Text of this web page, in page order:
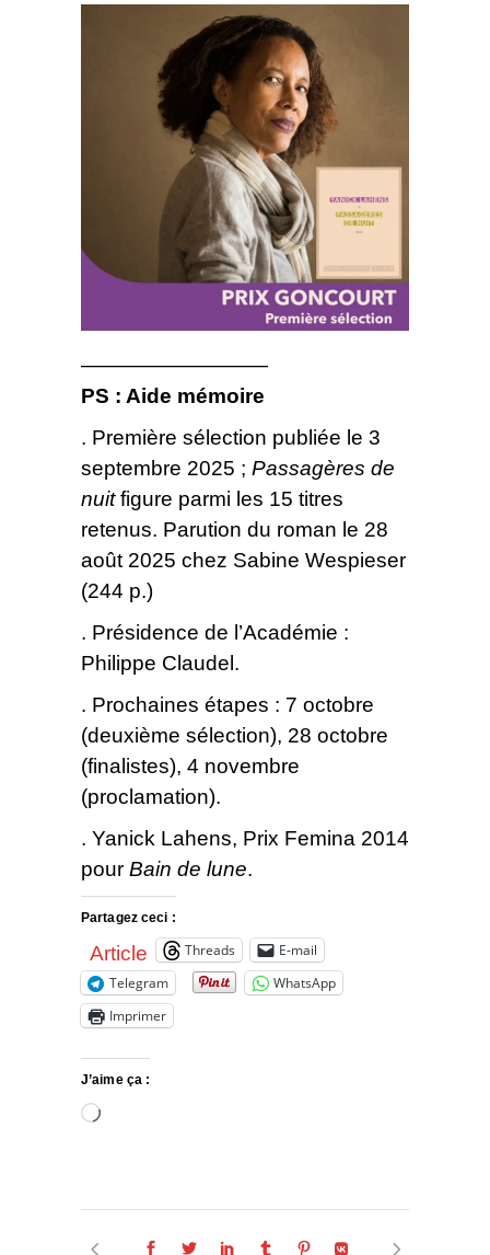
—————————
PS : Aide mémoire
. Première sélection publiée le 3
septembre 2025 ; Passagères de
nuitfigure parmi les 15 titres
retenus. Parution du roman le 28
août 2025 chez Sabine Wespieser
(244 p.)
. Présidence de l’Académie :
Philippe Claudel.
. Prochaines étapes : 7 octobre
(deuxième sélection), 28 octobre
(finalistes), 4 novembre
(proclamation).
. Yanick Lahens, Prix Femina 2014
pour Bain de lune.
Partagez ceci :
Article Threads
E-mail
Telegram
WhatsApp
Imprimer
J’aime ça :
Chargement…